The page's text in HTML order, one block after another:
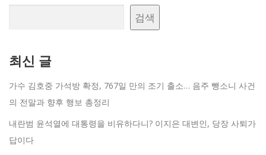
검색
최신 글
가수 김호중 가석방 확정, 767일 만의 조기 출소… 음주 뺑소니 사건
의 전말과 향후 행보 총정리
내란범 윤석열에 대통령을 비유하다니? 이지은 대변인, 당장 사퇴가
답이다